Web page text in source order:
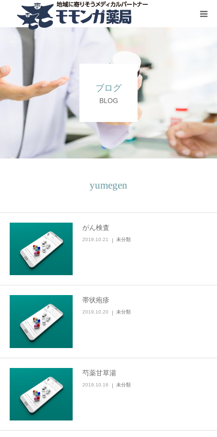
ブログ
BLOG
yumegen
がん検査
2019.10.21 未分類
帯状疱疹
2019.10.20 未分類
芍薬甘草湯
2019.10.16 未分類
HOME
サービス一覧
お問い合わせ